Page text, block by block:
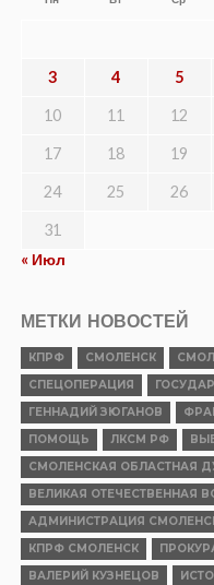
3 4 5
10 11 12
17 18 19
24 25 26
31
« Июл
МЕТКИ НОВОСТЕЙ
КПРФ СМОЛЕНСК
СПЕЦОПЕРАЦИЯ
ГЕННАДИЙ ЗЮГАНОВ
ПОМОЩЬ
ЛКСМ РФ
СМОЛЕНСКАЯ ОБЛАСТНАЯ
ВЕЛИКАЯ ОТЕЧЕСТВЕННАЯ
АДМИНИСТРАЦИЯ
КПРФ СМОЛЕНСК
ВАЛЕРИЙ КУЗНЕЦОВ